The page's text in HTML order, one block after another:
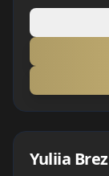
Yuliia Brez